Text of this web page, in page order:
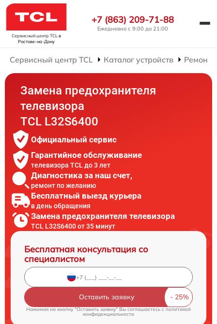
Сервисный центр TCL в
Ростове-на-Дону
+7 (863) 209-71-88
Ежедневно с 9:00 до 21:00
Сервисный центр TCL Каталог устройств Ремонт
Замена предохранителя
телевизора
TCL L32S6400
Официальный сервис
Гарантийное обслуживание
телевизора TCL до 3 лет
Диагностика за наш счет,
ремонт по желанию
Бесплатный выезд курьера
в день обращения
Замена предохранителя телевизора
TCL L32S6400 от 35 минут
Бесплатная консультация со
специалистом
Оставить заявку
Нажимая на кнопку "Оставить заявку" Вы соглашаетесь cполитикой
конфиденциальности